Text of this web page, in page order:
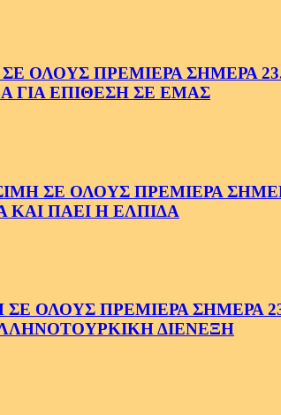
ΠΡΕΜΙΕΡΑ ΣΗΜΕΡΑ
ΓΙΑ ΕΠΙΘΕΣΗ ΣΕ ΕΜΑΣ
ΟΛΟΥΣ ΠΡΕΜΙΕΡΑ ΣΗΜΕΡΑ
ΠΑΕΙ Η ΕΛΠΙΔΑ
ΠΡΕΜΙΕΡΑ ΣΗΜΕΡΑ
ΔΙΕΝΕΞΗ